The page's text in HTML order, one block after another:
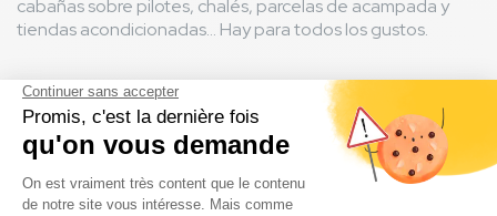
cabañas sobre pilotes, chalés, parcelas de acampada y
tiendas acondicionadas... Hay para todos los gustos.
Estas noticias podrían interesarte